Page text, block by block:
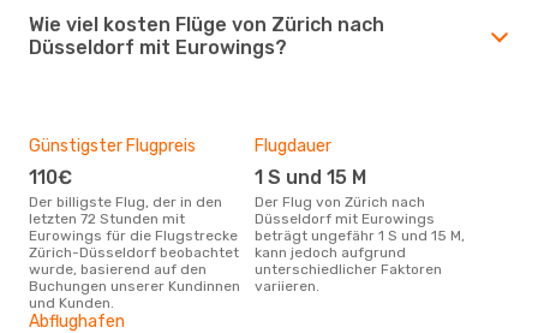
Wie viel kosten Flüge von Zürich nach
Düsseldorf mit Eurowings?
Günstigster Flugpreis
110€
Der billigste Flug, der in den
letzten 72 Stunden mit
Eurowings für die Flugstrecke
Zürich-Düsseldorf beobachtet
wurde, basierend auf den
Buchungen unserer Kundinnen
und Kunden.
Flugdauer
1 S und 15 M
Der Flug von Zürich nach
Düsseldorf mit Eurowings
beträgt ungefähr 1 S und 15 M,
kann jedoch aufgrund
unterschiedlicher Faktoren
variieren.
Abflughafen